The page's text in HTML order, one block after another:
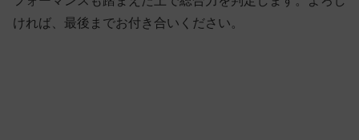
ければ、最後までお付き合いください。